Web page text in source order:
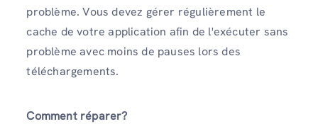
problème. Vous devez gérer régulièrement le
cache de votre application afin de l'exécuter sans
problème avec moins de pauses lors des
téléchargements.
Comment réparer?